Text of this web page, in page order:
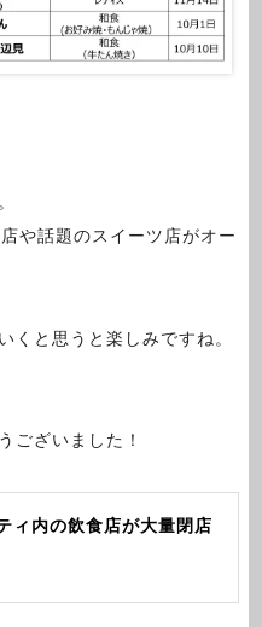
や話題のスイーツ店がオー
くと思うと楽しみですね。
ございました！
ィ内の飲食店が大量閉店